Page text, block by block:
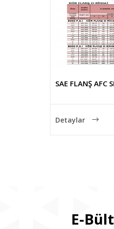
SAE FLANŞ AFC
Detaylar
E-